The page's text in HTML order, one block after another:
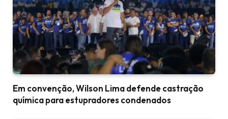
Em convenção, Wilson Lima defende castração
química para estupradores condenados